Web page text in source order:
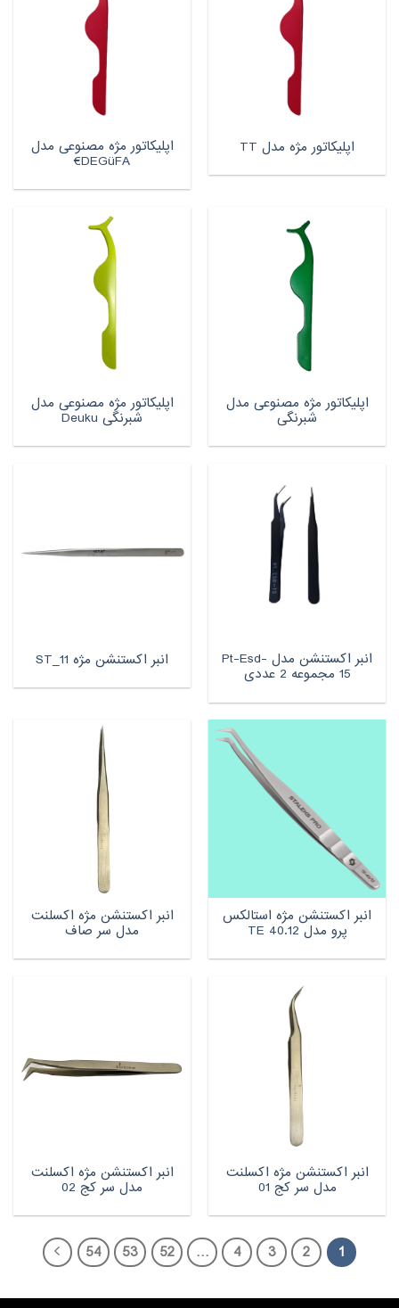
اپلیکاتور مژه مدل TT اپلیکاتور مژه مصنوعی مدل
DEGüFA€
اپلیکاتور مژه مصنوعی مدل
شبرنگی
اپلیکاتور مژه مصنوعی مدل
شبرنگی Deuku
انبر اکستنشن مدل Pt-Esd-
15 مجموعه 2 عددی
انبر اکستنشن مژه ST_11
انبر اکستنشن مژه استالکس
پرو مدل TE 40.12
انبر اکستنشن مژه اکسلنت
مدل سر صاف
انبر اکستنشن مژه اکسلنت
مدل سر کج 01
انبر اکستنشن مژه اکسلنت
مدل سر کج 02
1
2
3
4
…
52
53
54